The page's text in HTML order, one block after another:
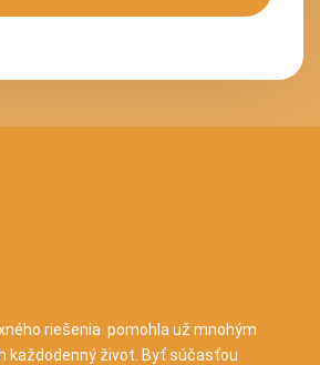
riešenia pomohla už mnohým
každodenný život. Byť súčasťou